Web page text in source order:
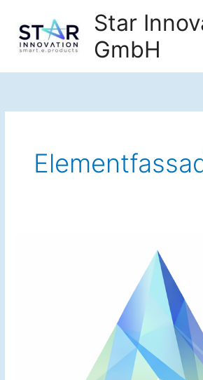
Inhalt
springen
Star
GmbH